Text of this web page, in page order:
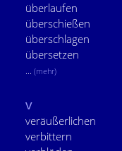
überlaufen
überschießen
überschlagen
übersetzen
... (mehr)
v
veräußerlichen
verbittern